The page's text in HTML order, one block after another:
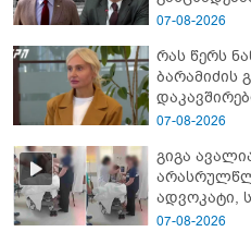
დეტალურად
ბარამიძე
07-08-2026
რას წერს
ბარამიძის
07-08-2026
გიგა
ადვოკატი,
კადრებს
07-08-2026